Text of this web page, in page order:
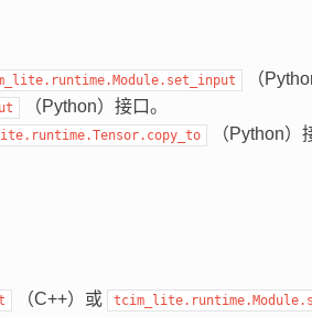
（
（Python）接口。
（Python）
（C++）或